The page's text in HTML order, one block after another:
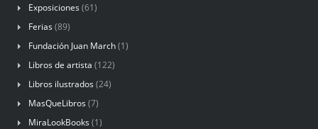
Exposiciones (61)
Ferias (89)
Fundación Juan March(1)
Libros de artista (122)
Libros ilustrados (24)
MasQueLibros (7)
MiraLookBooks (1)